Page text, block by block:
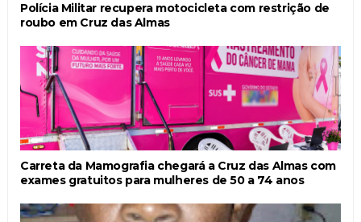
Polícia Militar recupera motocicleta com restrição de
roubo em Cruz das Almas
Carreta da Mamografia chegará a Cruz das Almas com
exames gratuitos para mulheres de 50 a 74 anos